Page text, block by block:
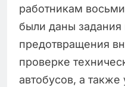
работникам
были даны
предотвращения
проверке
автобусов, а также